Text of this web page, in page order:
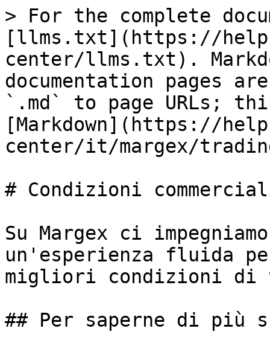
> For the complete
[llms.txt](https://
center/llms.txt).
documentation pages
`.md` to page URLs;
[Markdown](https://
center/it/margex/
# Condizioni
Su Margex ci
un'esperienza fluida
migliori condizioni
## Per saperne di più